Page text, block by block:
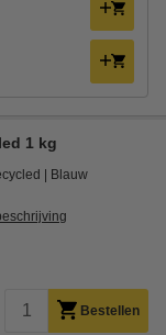
1 kg
Blauw
Bestellen